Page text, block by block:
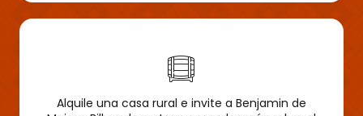
Alquile una casa rural e invite a Benjamin de